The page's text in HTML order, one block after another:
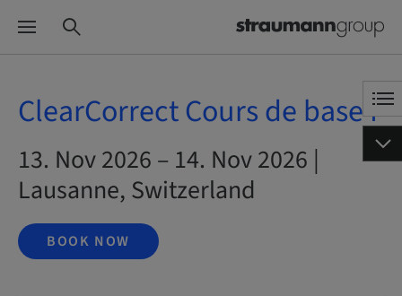
ClearCorrect Cours de base I
13. Nov 2026 – 14. Nov 2026 |
Lausanne, Switzerland
BOOK NOW